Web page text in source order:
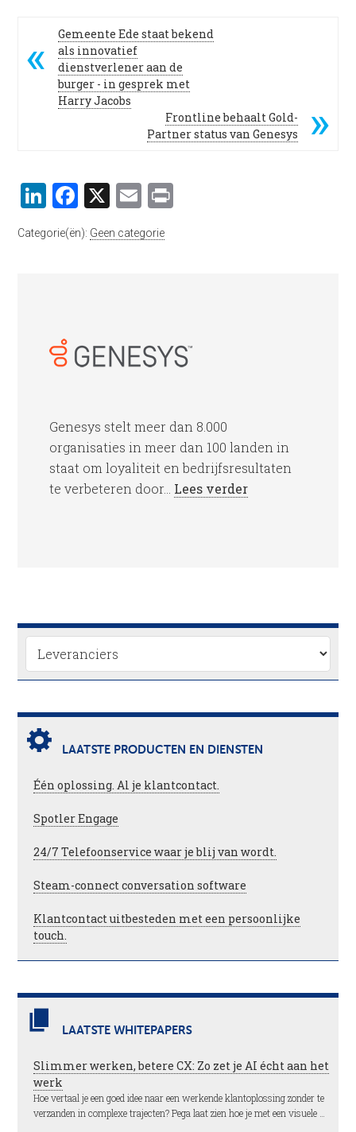
Gemeente Ede staat bekend
als innovatief
dienstverlener aan de
burger - in gesprek met
Harry Jacobs
Frontline behaalt Gold-
Partner status van Genesys
LinkedIn
Facebook
X Email
Categorie(ën): Geen categorie
Genesys stelt meer dan 8.000
organisaties in meer dan 100 landen in
staat om loyaliteit en bedrijfsresultaten
te verbeteren door... Lees verder
LAATSTE PRODUCTEN EN DIENSTEN
Één oplossing. Al je klantcontact.
Spotler Engage
24/7 Telefoonservice waar je blij van wordt.
Steam-connect conversation software
Klantcontact uitbesteden met een persoonlijke
touch.
LAATSTE WHITEPAPERS
Slimmer werken, betere CX: Zo zet je AI écht aan het
werk
Hoe vertaal je een goed idee naar een werkende klantoplossing zonder te
verzanden in complexe trajecten? Pega laat zien hoe je met een visuele …